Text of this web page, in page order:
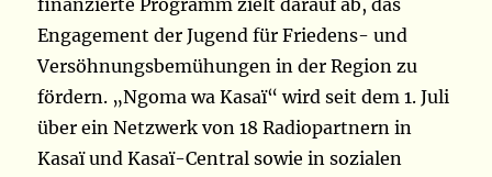
finanzierte Programm zielt darauf ab, das
Engagement der Jugend für Friedens- und
Versöhnungsbemühungen in der Region zu
fördern. „Ngoma wa Kasaï“ wird seit dem 1. Juli
über ein Netzwerk von 18 Radiopartnern in
Kasaï und Kasaï-Central sowie in sozialen